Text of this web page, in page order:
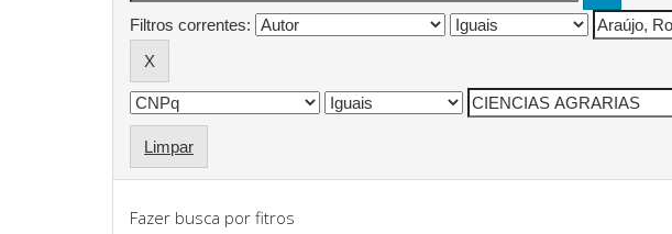
Filtros correntes:
Limpar
Fazer busca por fitros